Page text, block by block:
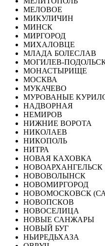
МЕЛОВОЕ
МИКУЛИЧИН
МИНСК
МИРГОРОД
МИХАЛОВЦЕ
МЛАДА БОЛЕСЛАВ
МОГИЛЕВ-
МОНАСТЫРИЩЕ
МОСКВА
МУКАЧЕВО
МУРОВАНЫЕ
НАДВОРНАЯ
НЕМИРОВ
НИЖНИЕ ВОРОТА
НИКОЛАЕВ
НИКОПОЛЬ
НИТРА
НОВАЯ КАХОВКА
НОВОАРХАНГЕЛЬСК
НОВОВОЛЫНСК
НОВОМИРГОРОД
НОВОМОСКОВСК
НОВОПСКОВ
НОВОСЕЛИЦА
НОВЫЕ САНЖАРЫ
НОВЫЙ БУГ
НЬИРЕДЬХАЗА